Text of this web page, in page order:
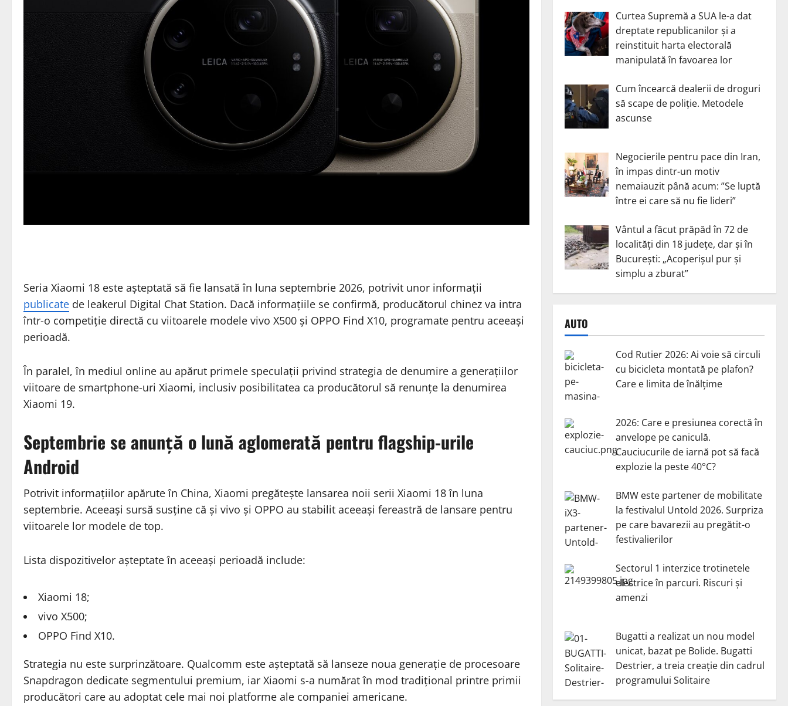
Seria Xiaomi 18 este așteptată să fie lansată în luna septembrie 2026, potrivit unor informații
publicate de leakerul Digital Chat Station. Dacă informațiile se confirmă, producătorul chinez va intra
într-o competiție directă cu viitoarele modele vivo X500 și OPPO Find X10, programate pentru aceeași
perioadă.
În paralel, în mediul online au apărut primele speculații privind strategia de denumire a generațiilor
viitoare de smartphone-uri Xiaomi, inclusiv posibilitatea ca producătorul să renunțe la denumirea
Xiaomi 19.
Septembrie se anunță o lună aglomerată pentru flagship-urile
Android
Potrivit informațiilor apărute în China, Xiaomi pregătește lansarea noii serii Xiaomi 18 în luna
septembrie. Aceeași sursă susține că și vivo și OPPO au stabilit aceeași fereastră de lansare pentru
viitoarele lor modele de top.
Lista dispozitivelor așteptate în aceeași perioadă include:
Xiaomi 18;
vivo X500;
OPPO Find X10.
Strategia nu este surprinzătoare. Qualcomm este așteptată să lanseze noua generație de procesoare
Snapdragon dedicate segmentului premium, iar Xiaomi s-a numărat în mod tradițional printre primii
producători care au adoptat cele mai noi platforme ale companiei americane.
Curtea Supremă a SUA le-a dat
dreptate republicanilor și a
reinstituit harta electorală
manipulată în favoarea lor
Cum încearcă dealerii de droguri
să scape de poliție. Metodele
ascunse
Negocierile pentru pace din Iran,
în impas dintr-un motiv
nemaiauzit până acum: ”Se luptă
între ei care să nu fie lideri”
Vântul a făcut prăpăd în 72 de
localități din 18 județe, dar și în
București: „Acoperișul pur și
simplu a zburat”
AUTO
Cod Rutier 2026: Ai voie să circuli
cu bicicleta montată pe plafon?
Care e limita de înălțime
2026: Care e presiunea corectă în
anvelope pe caniculă.
Cauciucurile de iarnă pot să facă
explozie la peste 40°C?
BMW este partener de mobilitate
la festivalul Untold 2026. Surpriza
pe care bavarezii au pregătit-o
festivalierilor
Sectorul 1 interzice trotinetele
electrice în parcuri. Riscuri și
amenzi
Bugatti a realizat un nou model
unicat, bazat pe Bolide. Bugatti
Destrier, a treia creație din cadrul
programului Solitaire